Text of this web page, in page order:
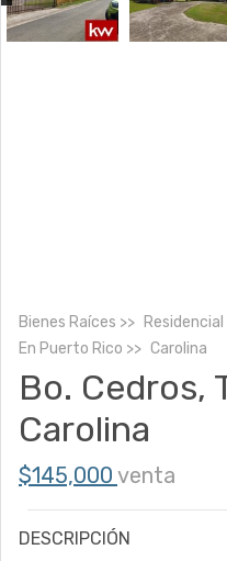
Bienes Raíces Residencial
En Puerto Rico Carolina
Bo. Cedros,
Carolina
$145,000 venta
DESCRIPCIÓN